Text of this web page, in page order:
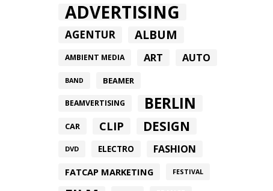
ADVERTISING
AGENTUR ALBUM
AMBIENT MEDIA ART AUTO
BAND BEAMER
BEAMVERTISING BERLIN
CAR CLIP DESIGN
DVD ELECTRO FASHION
FATCAP MARKETING FESTIVAL